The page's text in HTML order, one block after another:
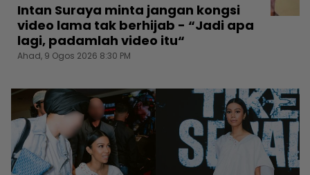
Intan Suraya minta jangan kongsi
video lama tak berhijab - “Jadi apa
lagi, padamlah video itu“
Ahad, 9 Ogos 2026 8:30 PM